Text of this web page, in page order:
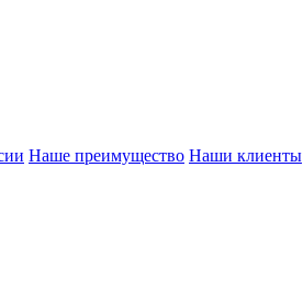
Наше преимущество Наши клиенты